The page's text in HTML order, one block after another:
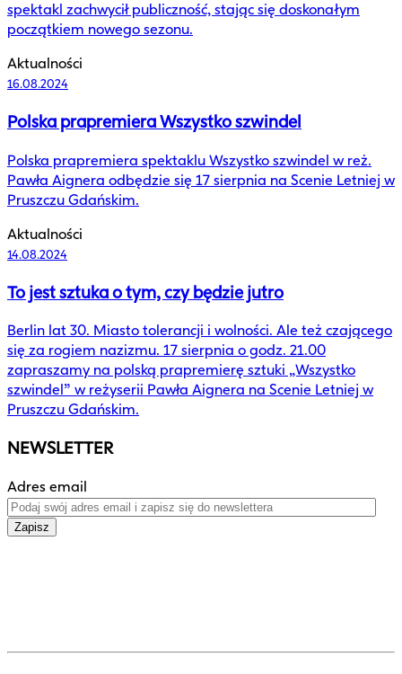
spektakl zachwycił publiczność, stając się doskonałym
początkiem nowego sezonu.
Aktualności
16.08.2024
Polska prapremiera Wszystko szwindel
Polska prapremiera spektaklu Wszystko szwindel w reż.
Pawła Aignera odbędzie się 17 sierpnia na Scenie Letniej w
Pruszczu Gdańskim.
Aktualności
14.08.2024
To jest sztuka o tym, czy będzie jutro
Berlin lat 30. Miasto tolerancji i wolności. Ale też czającego
się za rogiem nazizmu. 17 sierpnia o godz. 21.00
zapraszamy na polską prapremierę sztuki „Wszystko
szwindel” w reżyserii Pawła Aignera na Scenie Letniej w
Pruszczu Gdańskim.
NEWSLETTER
Adres email
Zapisz